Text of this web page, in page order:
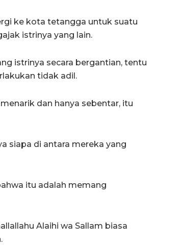
ke kota tetangga untuk suatu
istrinya yang lain.
istrinya secara bergantian, tentu
tidak adil.
dan hanya sebentar, itu
siapa di antara mereka yang
itu adalah memang
Alaihi wa Sallam biasa